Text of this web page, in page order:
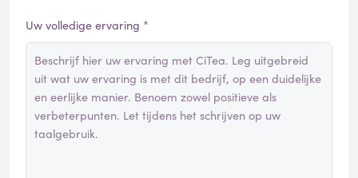
Uw volledige ervaring *